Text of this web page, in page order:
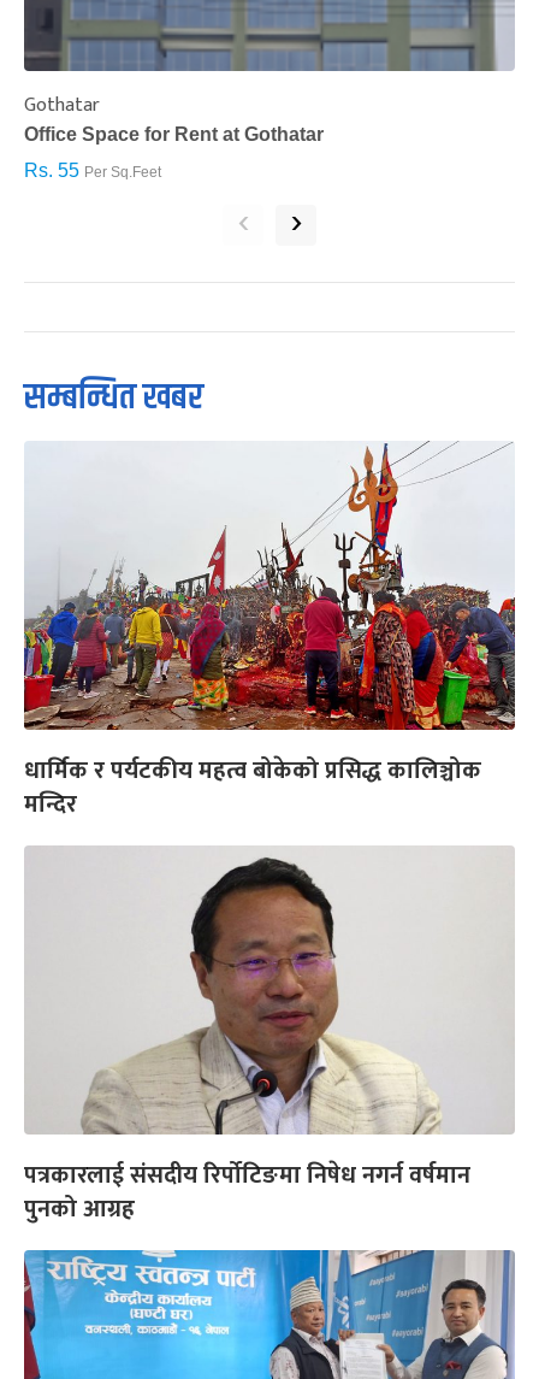
Gothatar
Office Space for Rent at Gothatar
Rs. 55 Per Sq.Feet
‹ ›
सम्बन्धित खबर
धार्मिक र पर्यटकीय महत्व बोकेको प्रसिद्ध कालिञ्चोक
मन्दिर
पत्रकारलाई संसदीय रिर्पोटिङमा निषेध नगर्न वर्षमान
पुनको आग्रह